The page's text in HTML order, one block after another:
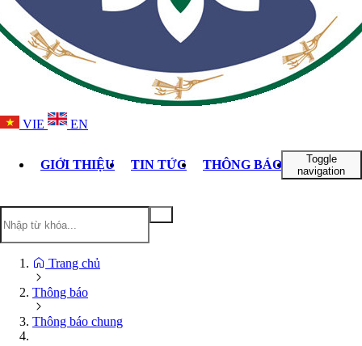
VIE EN
GIỚI THIỆU TIN TỨC THÔNG BÁO DỊCH VỤ
Toggle
navigation
Trang chủ
Thông báo
Thông báo chung